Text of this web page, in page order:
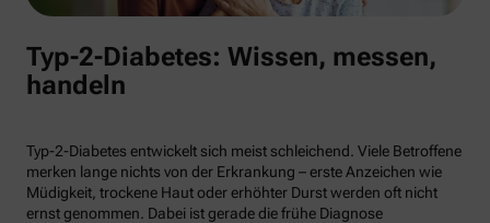
Typ-2-Diabetes: Wissen, messen,
handeln
Typ-2-Diabetes entwickelt sich meist schleichend. Viele Betroffene
merken lange nichts von der Erkrankung – erste Anzeichen wie
Müdigkeit, trockene Haut oder erhöhter Durst werden oft nicht
ernst genommen. Dabei ist gerade die frühe Diagnose